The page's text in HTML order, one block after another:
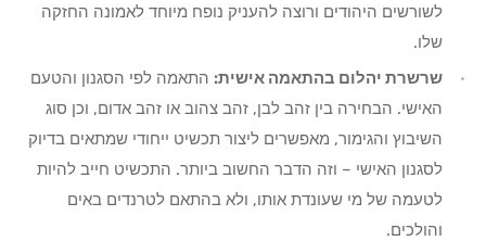
לשורשים היהודים ורוצה להעניק נופח מיוחד לאמונה החזקה
שלו.
שרשרת יהלום בהתאמה אישית: התאמה לפי הסגנון והטעם
האישי. הבחירה בין זהב לבן, זהב צהוב או זהב אדום, וכן סוג
השיבוץ והגימור, מאפשרים ליצור תכשיט ייחודי שמתאים בדיוק
לסגנון האישי – וזה הדבר החשוב ביותר. התכשיט חייב להיות
לטעמה של מי שעונדת אותו, ולא בהתאם לטרנדים באים
והולכים.